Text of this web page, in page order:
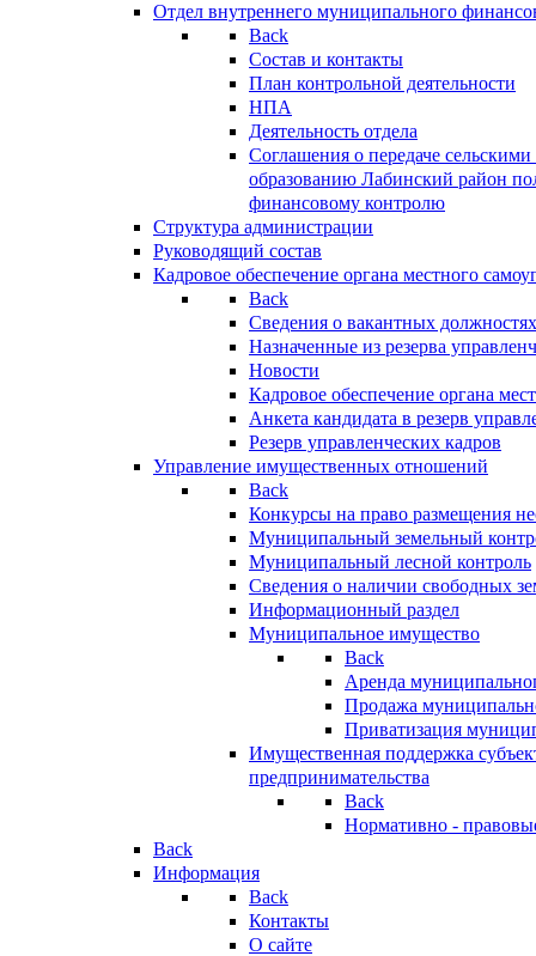
Отдел внутреннего муниципального
Back
Состав и контакты
План контрольной деятельности
НПА
Деятельность отдела
Соглашения о передаче
образованию Лабинский район
финансовому контролю
Структура администрации
Руководящий состав
Кадровое обеспечение органа местного
Back
Сведения о вакантных
Назначенные из резерва
Новости
Кадровое обеспечение органа
Анкета кандидата в резерв
Резерв управленческих кадров
Управление имущественных отношений
Back
Конкурсы на право размещения
Муниципальный земельный
Муниципальный лесной контроль
Сведения о наличии свободных
Информационный раздел
Муниципальное имущество
Back
Аренда
Продажа
Приватизация
Имущественная поддержка
предпринимательства
Back
Нормативно -
Back
Информация
Back
Контакты
О сайте